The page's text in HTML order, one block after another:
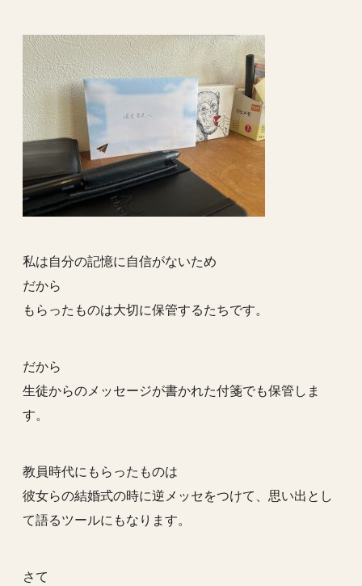
私は自分の記憶に自信がないため
だから
もらったものは大切に保管するたちです。
だから
生徒からのメッセージが書かれた付箋でも保管しま
す。
教員時代にもらったものは
彼女らの結婚式の時に逆メッセをつけて、思い出とし
て語るツールにもなります。
さて